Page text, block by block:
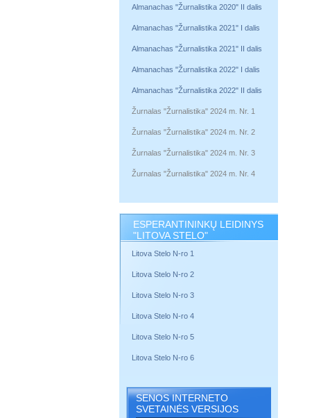
Almanachas "Žurnalistika 2020" II dalis
Almanachas "Žurnalistika 2021" I dalis
Almanachas "Žurnalistika 2021" II dalis
Almanachas "Žurnalistika 2022" I dalis
Almanachas "Žurnalistika 2022" II dalis
Žurnalas "Žurnalistika" 2024 m. Nr. 1
Žurnalas "Žurnalistika" 2024 m. Nr. 2
Žurnalas "Žurnalistika" 2024 m. Nr. 3
Žurnalas "Žurnalistika" 2024 m. Nr. 4
ESPERANTININKŲ LEIDINYS
"LITOVA STELO"
Litova Stelo N-ro 1
Litova Stelo N-ro 2
Litova Stelo N-ro 3
Litova Stelo N-ro 4
Litova Stelo N-ro 5
Litova Stelo N-ro 6
SENOS INTERNETO
SVETAINĖS VERSIJOS